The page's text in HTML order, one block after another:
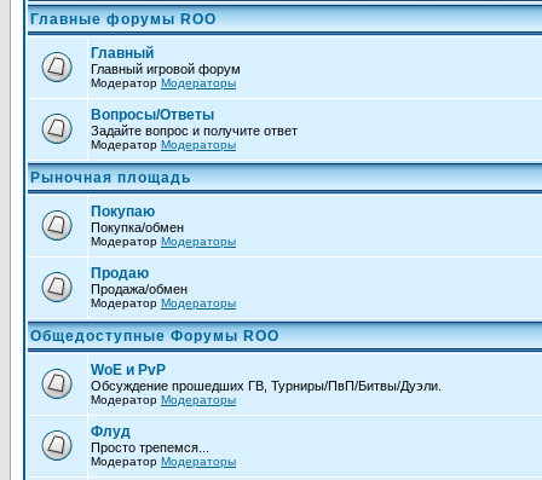
Главные форумы ROO
Главный
Главный игровой форум
Модератор Модераторы
Вопросы/Ответы
Задайте вопрос и получите ответ
Модератор Модераторы
Рыночная площадь
Покупаю
Покупка/обмен
Модератор Модераторы
Продаю
Продажа/обмен
Модератор Модераторы
Общедоступные Форумы ROO
WoE и PvP
Обсуждение прошедших ГВ, Турниры/ПвП/Битвы/Дуэли.
Модератор Модераторы
Флуд
Просто трепемся...
Модератор Модераторы